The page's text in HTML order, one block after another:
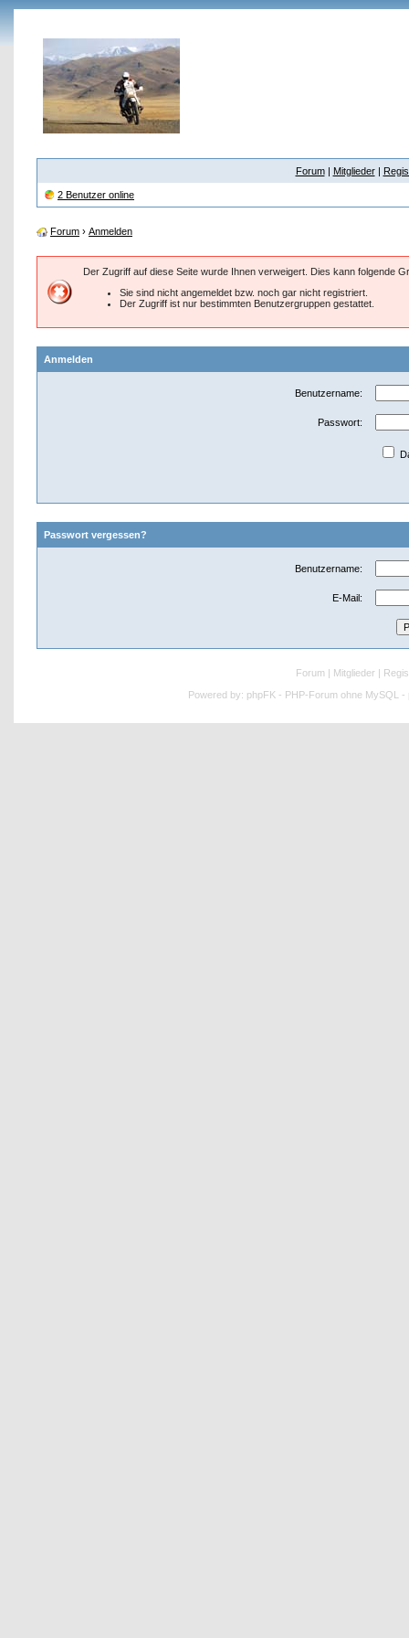
Forum| Mitglieder|
2 Benutzer online
Forum › Anmelden
Der Zugriff auf diese Seite wurde Ihnen verweigert. Dies kann folgende
Sie sind nicht angemeldet bzw. noch gar nicht registriert.
Der Zugriff ist nur bestimmten Benutzergruppen gestattet.
Anmelden
Benutzername:
Passwort:
Passwort vergessen?
Benutzername:
E-Mail:
Forum Mitglieder
Powered by: phpFK - PHP-Forum ohne MySQL -